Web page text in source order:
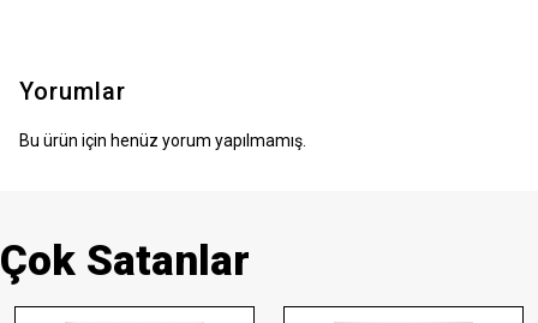
Yorumlar
Bu ürün için henüz yorum yapılmamış.
Çok Satanlar